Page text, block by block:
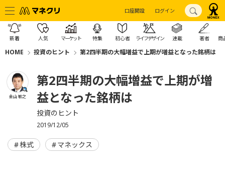
口座開設 ログイン
新着 人気 マーケット 特集 初心者 ライフデザイン 連載 著者 商
HOME 投資のヒント 第2四半期の大幅増益で上期が増益となった銘柄は
金山 敏之
第2四半期の大幅増益で上期が増
益となった銘柄は
投資のヒント
2019/12/05
株式 マネックス